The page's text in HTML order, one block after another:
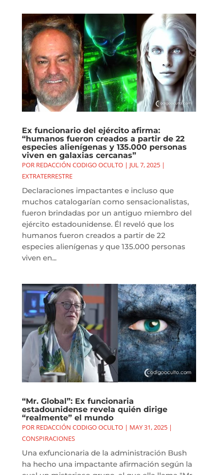
Ex funcionario del ejército afirma:
“humanos fueron creados a partir de 22
especies alienígenas y 135.000 personas
viven en galaxias cercanas”
POR REDACCIÓN CODIGO OCULTO| JUL 7, 2025|
EXTRATERRESTRE
Declaraciones impactantes e incluso que
muchos catalogarían como sensacionalistas,
fueron brindadas por un antiguo miembro del
ejército estadounidense. Él reveló que los
humanos fueron creados a partir de 22
especies alienígenas y que 135.000 personas
viven en...
“Mr. Global”: Ex funcionaria
estadounidense revela quién dirige
“realmente” el mundo
POR REDACCIÓN CODIGO OCULTO| MAY 31, 2025|
CONSPIRACIONES
Una exfuncionaria de la administración Bush
ha hecho una impactante afirmación según la